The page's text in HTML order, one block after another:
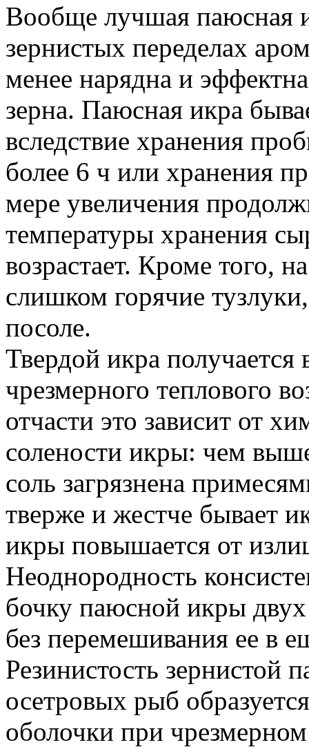
Вообще лучшая паюсная
зернистых переделах
менее нарядна и
зерна. Паюсная икра
вследствие хранения
более 6 ч или хранения
мере увеличения
температуры хранения
возрастает. Кроме того,
слишком горячие
посоле.
Твердой икра
чрезмерного теплового
отчасти это зависит от
солености икры: чем
соль загрязнена
тверже и жестче бывает
икры повышается от
Неоднородность
бочку паюсной икры
без перемешивания ее в
Резинистость зернистой
осетровых рыб
оболочки при